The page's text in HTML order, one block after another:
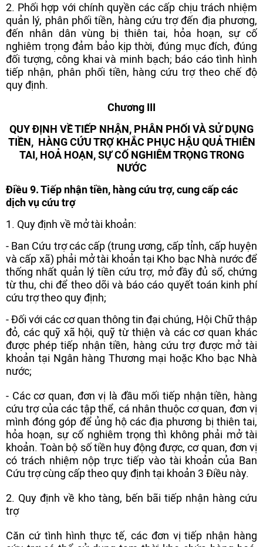
2. Phối hợp với chính quyền các cấp chịu trách nhiệm
quản lý, phân phối tiền, hàng cứu trợ đến địa phương,
đến nhân dân vùng bị thiên tai, hỏa hoạn, sự cố
nghiêm trọng đảm bảo kịp thời, đúng mục đích, đúng
đối tượng, công khai và minh bạch; báo cáo tình hình
tiếp nhận, phân phối tiền, hàng cứu trợ theo chế độ
quy định.
Chương III
QUY ĐỊNH VỀ TIẾP NHẬN, PHÂN PHỐI VÀ SỬ DỤNG
TIỀN, HÀNG CỨU TRỢ KHẮC PHỤC HẬU QUẢ THIÊN
TAI, HOẢ HOẠN,SỰ CỐ NGHIÊM TRỌNG TRONG
NƯỚC
Điều 9. Tiếp nhận tiền, hàng cứu trợ, cung cấp các
dịch vụ cứu trợ
1. Quy định về mở tài khoản:
- Ban Cứu trợ các cấp (trung ương, cấp tỉnh, cấp huyện
và cấp xã) phải mở tài khoản tại Kho bạc Nhà nước để
thống nhất quản lý tiền cứu trợ, mở đầy đủ sổ, chứng
từ thu, chi để theo dõi và báo cáo quyết toán kinh phí
cứu trợ theo quy định;
- Đối với các cơ quan thông tin đại chúng, Hội Chữ thập
đỏ, các quỹ xã hội, quỹ từ thiện và các cơ quan khác
được phép tiếp nhận tiền, hàng cứu trợ được mở tài
khoản tại Ngân hàng Thương mại hoặc Kho bạc Nhà
nước;
- Các cơ quan, đơn vị là đầu mối tiếp nhận tiền, hàng
cứu trợ của các tập thể, cá nhân thuộc cơ quan, đơn vị
mình đóng góp để ủng hộ các địa phương bị thiên tai,
hỏa hoạn, sự cố nghiêm trọng thì không phải mở tài
khoản. Toàn bộ số tiền huy động được, cơ quan, đơn vị
có trách nhiệm nộp trực tiếp vào tài khoản của Ban
Cứu trợ cùng cấp theo quy định tại khoản 3 Điều này.
2. Quy định về kho tàng, bến bãi tiếp nhận hàng cứu
trợ
Căn cứ tình hình thực tế, các đơn vị tiếp nhận hàng